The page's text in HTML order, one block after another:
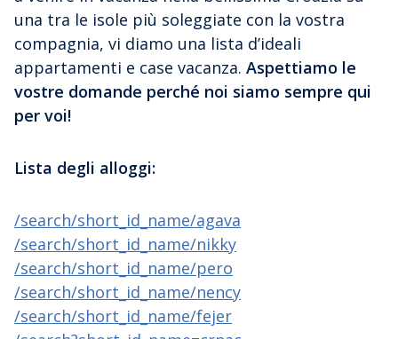
una tra le isole più soleggiate con la vostra
compagnia, vi diamo una lista d’ideali
appartamenti e case vacanza. Aspettiamo le
vostre domande perché noi siamo sempre qui
per voi!
Lista degli alloggi:
/search/short_id_name/agava
/search/short_id_name/nikky
/search/short_id_name/pero
/search/short_id_name/nency
/search/short_id_name/fejer